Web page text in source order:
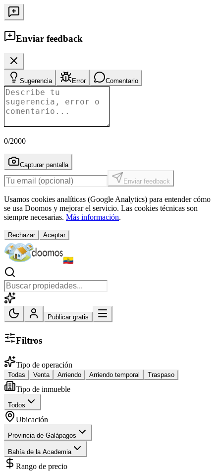
Enviar feedback
Sugerencia Error Comentario
0/2000
Capturar pantalla
Enviar feedback
Usamos cookies analíticas (Google Analytics) para entender cómo
se usa Doomos y mejorar el servicio. Las cookies técnicas son
siempre necesarias. Más información.
Rechazar Aceptar
Publicar gratis
Filtros
Tipo de operación
Todas Venta Arriendo Arriendo temporal Traspaso
Tipo de inmueble
Todos
Ubicación
Provincia de Galápagos
Bahía de la Academia
Rango de precio